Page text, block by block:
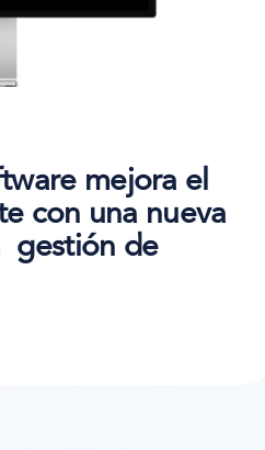
mejora el
con una nueva
gestión de